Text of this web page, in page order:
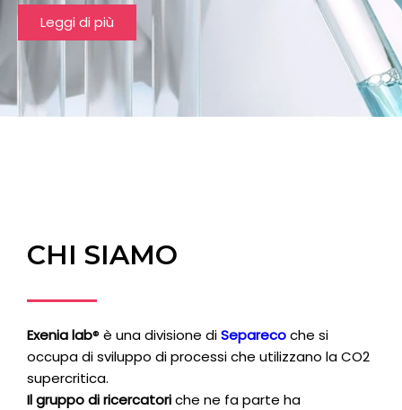
Leggi di più
CHI SIAMO
Exenia lab® è una divisione diSeparecoche si
occupa di sviluppo di processi che utilizzano la CO2
supercritica.
Il gruppo di ricercatoriche ne fa parte ha